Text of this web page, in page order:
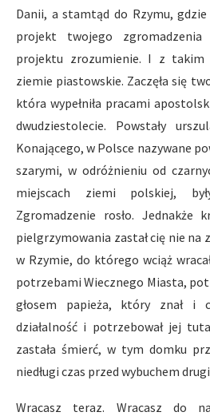
Danii, a stamtąd do Rzymu,
projekt twojego
projektu zrozumienie. I z takim
ziemie piastowskie. Zaczęła się
która wypełniła pracami
dwudziestolecie. Powstały
Konającego, w Polsce nazywane
szarymi, w odróżnieniu od
miejscach ziemi polskiej,
Zgromadzenie rosło. Jednakże
pielgrzymowania zastał cię nie
w Rzymie, do którego wciąż
potrzebami Wiecznego Miasta,
głosem papieża, który znał i
działalność i potrzebował jej
zastała śmierć, w tym domku
niedługi czas przed wybuchem
Wracasz teraz. Wracasz do